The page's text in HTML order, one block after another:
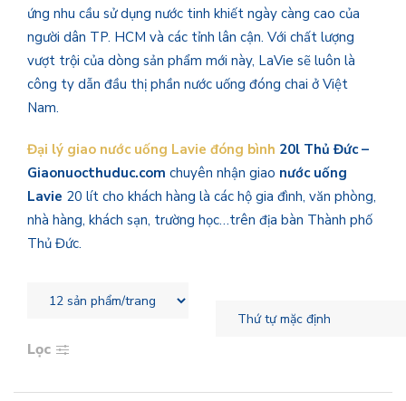
ứng nhu cầu sử dụng nước tinh khiết ngày càng cao của
người dân TP. HCM và các tỉnh lân cận. Với chất lượng
vượt trội của dòng sản phẩm mới này, LaVie sẽ luôn là
công ty dẫn đầu thị phần nước uống đóng chai ở Việt
Nam.
Đại lý giao nước uống Lavie đóng bình 20l Thủ Đức –
Giaonuocthuduc.com chuyên nhận giao nước uống
Lavie 20 lít cho khách hàng là các hộ gia đình, văn phòng,
nhà hàng, khách sạn, trường học…trên địa bàn Thành phố
Thủ Đức.
Lọc